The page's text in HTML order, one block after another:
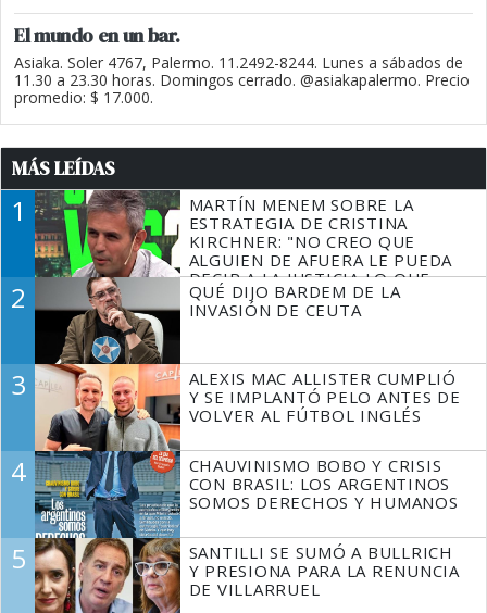
El mundo en un bar.
Asiaka. Soler 4767, Palermo. 11.2492-8244. Lunes a sábados de
11.30 a 23.30 horas. Domingos cerrado. @asiakapalermo. Precio
promedio: $ 17.000.
MÁS LEÍDAS
1
MARTÍN MENEM SOBRE LA
ESTRATEGIA DE CRISTINA
KIRCHNER: "NO CREO QUE
ALGUIEN DE AFUERA LE PUEDA
DECIR A LA JUSTICIA LO QUE
TIENE QUE HACER"
2
QUÉ DIJO BARDEM DE LA
INVASIÓN DE CEUTA
3
ALEXIS MAC ALLISTER CUMPLIÓ
Y SE IMPLANTÓ PELO ANTES DE
VOLVER AL FÚTBOL INGLÉS
4
CHAUVINISMO BOBO Y CRISIS
CON BRASIL: LOS ARGENTINOS
SOMOS DERECHOS Y HUMANOS
5
SANTILLI SE SUMÓ A BULLRICH
Y PRESIONA PARA LA RENUNCIA
DE VILLARRUEL